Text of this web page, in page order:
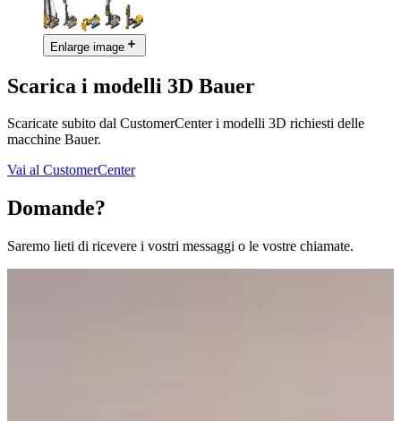
Enlarge image
Scarica i modelli 3D Bauer
Scaricate subito dal CustomerCenter i modelli 3D richiesti delle
macchine Bauer.
Vai al CustomerCenter
Domande?
Saremo lieti di ricevere i vostri messaggi o le vostre chiamate.